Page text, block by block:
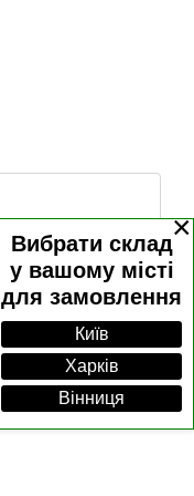
×
Вибрати склад
у вашому місті
для замовлення
Київ
Харків
Вінниця